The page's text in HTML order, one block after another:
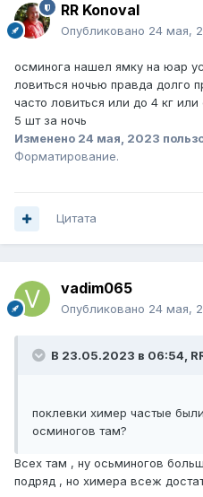
RR Konoval
Опубликовано 24 мая,
осминога нашел ямку на юар
ловиться ночью правда долго
часто ловиться или до 4 кг
5 шт за ночь
Изменено 24 мая, 2023
Форматирование.
Цитата
vadim065
Опубликовано 24 мая,
В 23.05.2023 в 06:54,
поклевки химер частые
осминогов там?
Всех там , ну осьминогов
подряд , но химера всеж